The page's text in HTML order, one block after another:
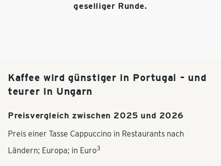
geselliger Runde.
Kaffee wird günstiger in Portugal – und
teurer in Ungarn
Preisvergleich zwischen 2025 und 2026
Preis einer Tasse Cappuccino in Restaurants nach
Ländern; Europa; in Euro3